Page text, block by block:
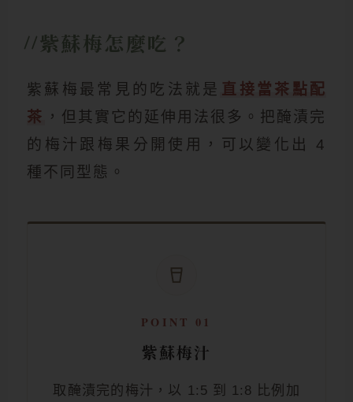
紫蘇梅怎麼吃？
紫蘇梅最常見的吃法就是 直接當茶點配
茶 ，但其實它的延伸用法很多。把醃漬完
的梅汁跟梅果分開使用，可以變化出 4
種不同型態。
POINT 01
紫蘇梅汁
取醃漬完的梅汁，以 1:5 到 1:8 比例加